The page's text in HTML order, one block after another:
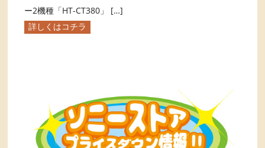
ー2機種「HT-CT380」 […]
詳しくはコチラ